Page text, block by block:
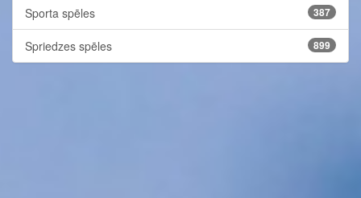
Sporta spēles 387
Spriedzes spēles 899